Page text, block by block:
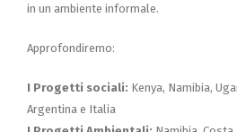
in un ambiente informale.
Approfondiremo:
I Progetti sociali: Kenya, Namibia,
Argentina e Italia